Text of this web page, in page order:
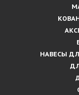
НАВЕСЫ